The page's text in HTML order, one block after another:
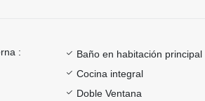
: Baño en habitación principal
Cocina integral
Doble Ventana